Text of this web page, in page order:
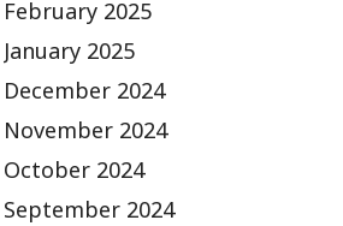
February 2025
January 2025
December 2024
November 2024
October 2024
September 2024